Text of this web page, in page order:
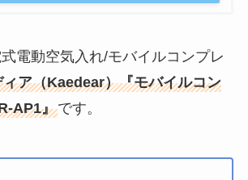
電動空気入れ/モバイルコンプレ
ィア（Kaedear）『モバイルコン
AP1』です。